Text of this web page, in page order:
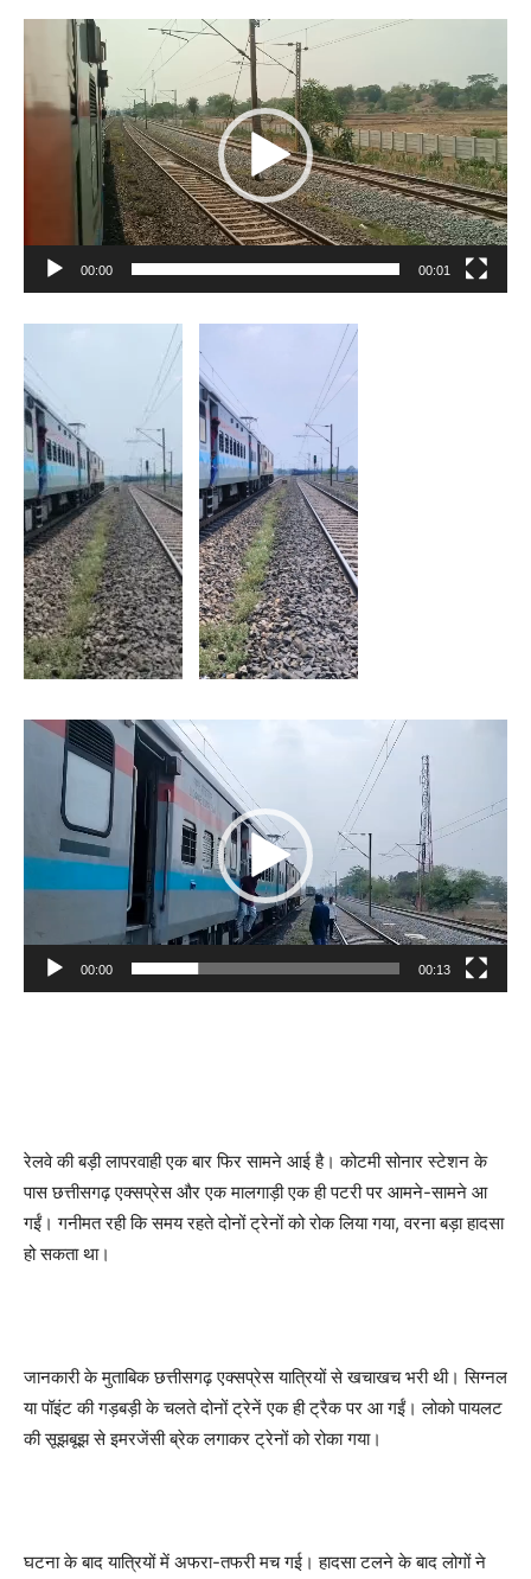
Player
00:00 00:01
Video
Player
00:00 00:13
रेलवे की बड़ी लापरवाही एक बार फिर सामने आई है। कोटमी सोनार स्टेशन के
पास छत्तीसगढ़ एक्सप्रेस और एक मालगाड़ी एक ही पटरी पर आमने-सामने आ
गईं। गनीमत रही कि समय रहते दोनों ट्रेनों को रोक लिया गया, वरना बड़ा हादसा
हो सकता था।
जानकारी के मुताबिक छत्तीसगढ़ एक्सप्रेस यात्रियों से खचाखच भरी थी। सिग्नल
या पॉइंट की गड़बड़ी के चलते दोनों ट्रेनें एक ही ट्रैक पर आ गईं। लोको पायलट
की सूझबूझ से इमरजेंसी ब्रेक लगाकर ट्रेनों को रोका गया।
घटना के बाद यात्रियों में अफरा-तफरी मच गई। हादसा टलने के बाद लोगों ने